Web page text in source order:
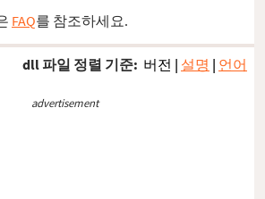
FAQ를 참조하세요.
dll 파일 정렬 기준: 버전 | 설명 | 언어
advertisement